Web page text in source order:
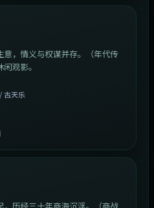
意，情义与权谋并存。（年代传
观影。
古天乐